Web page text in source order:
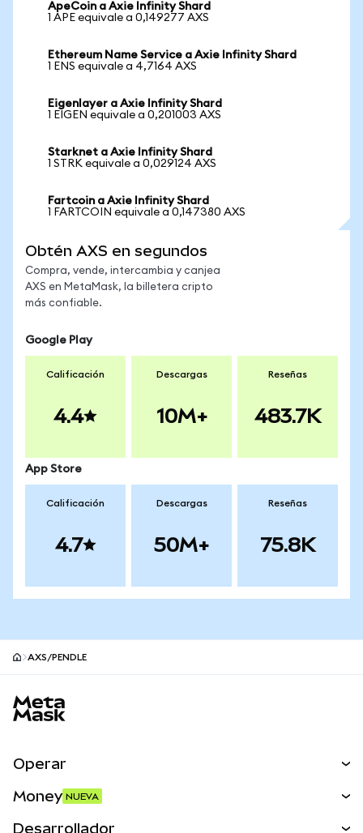
ApeCoin a Axie Infinity Shard
1 APE equivale a 0,149277 AXS
Ethereum Name Service a Axie Infinity Shard
1 ENS equivale a 4,7164 AXS
Eigenlayer a Axie Infinity Shard
1 EIGEN equivale a 0,201003 AXS
Starknet a Axie Infinity Shard
1 STRK equivale a 0,029124 AXS
Fartcoin a Axie Infinity Shard
1 FARTCOIN equivale a 0,147380 AXS
Obtén AXS en segundos
Compra, vende, intercambia y canjea
AXS en MetaMask, la billetera cripto
más confiable.
Google Play
Calificación
4.4
Descargas
10M+
Reseñas
483.7K
App Store
Calificación
4.7
Descargas
50M+
Reseñas
75.8K
AXS/PENDLE
Operar
Money NUEVA
Desarrollador